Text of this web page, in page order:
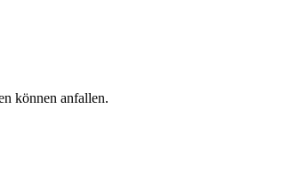
können anfallen.